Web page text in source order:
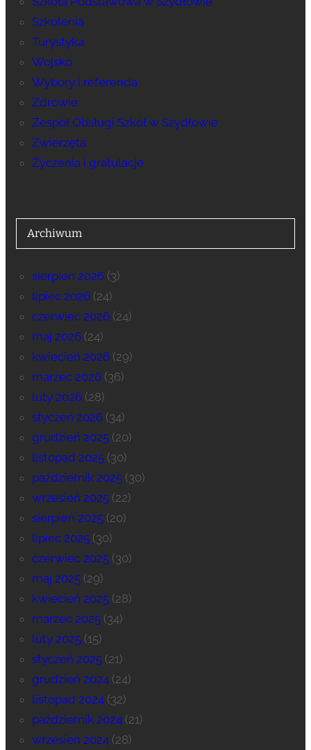
Szkolenia
Turystyka
Wojsko
Wybory i referenda
Zdrowie
Zespół Obsługi Szkół w Szydłowie
Zwierzęta
Życzenia i gratulacje
Archiwum
sierpień 2026(3)
lipiec 2026(24)
czerwiec 2026(24)
maj 2026(24)
kwiecień 2026(29)
marzec 2026(36)
luty 2026(28)
styczeń 2026(34)
grudzień 2025(20)
listopad 2025(30)
październik 2025(30)
wrzesień 2025(22)
sierpień 2025(20)
lipiec 2025(30)
czerwiec 2025(30)
maj 2025(29)
kwiecień 2025(28)
marzec 2025(34)
luty 2025(15)
styczeń 2025(21)
grudzień 2024(24)
listopad 2024(32)
październik 2024(21)
wrzesień 2024(28)